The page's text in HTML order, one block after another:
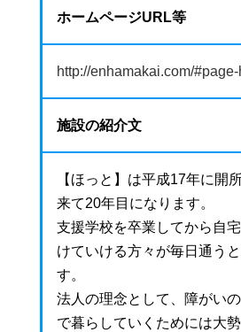
ホームページURL等
http://enhamakai.com/
施設の紹介文
【ほっと】は平成17年に開
来て20年目になります。
支援学校を卒業してから自
けていける方々が毎日通う
す。
法人の理念として、障がい
で暮らしていくためには大